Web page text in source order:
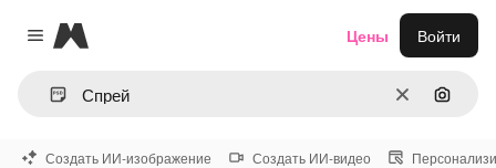
Close menu
Magnific
ОчиститьПоиск
Цены Войти
Создать ИИ-изображение Создать ИИ-видео